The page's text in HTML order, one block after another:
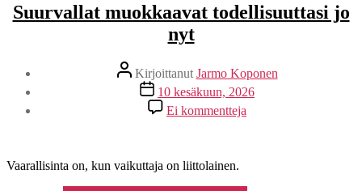
Suurvallat muokkaavat todellisuuttasi jo
nyt
Kirjoittaja
Kirjoittanut Jarmo Koponen
Julkaisupäivämäärä
10 kesäkuun, 2026
Ei kommentteja
Suurvallat
Vaarallisinta on, kun vaikuttaja on liittolainen.